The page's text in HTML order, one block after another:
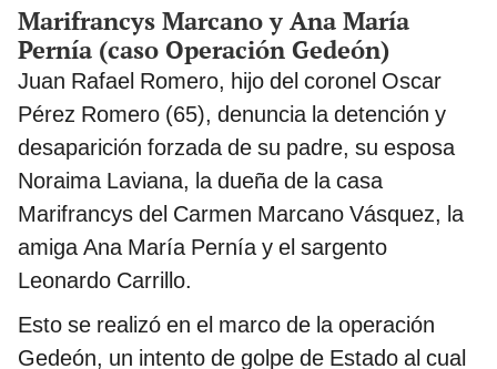
Marifrancys Marcano y Ana María
Pernía (caso Operación Gedeón)
Juan Rafael Romero, hijo del coronel Oscar
Pérez Romero (65), denuncia la detención y
desaparición forzada de su padre, su esposa
Noraima Laviana, la dueña de la casa
Marifrancys del Carmen Marcano Vásquez, la
amiga Ana María Pernía y el sargento
Leonardo Carrillo.
Esto se realizó en el marco de la operación
Gedeón, un intento de golpe de Estado al cual